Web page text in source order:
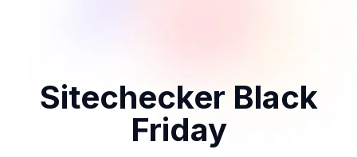
Sitechecker Black
Friday